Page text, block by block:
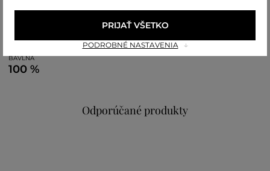
vrchný materiál
BAVLNA
100 %
Odporúčané produkty
PODROBNÉ NASTAVENIA
PRIJAŤ VŠETKO